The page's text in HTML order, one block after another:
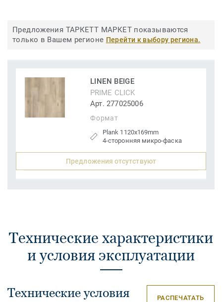
Предложения ТАРКЕТТ МАРКЕТ показываются
только в Вашем регионе Перейти к выбору региона.
LINEN BEIGE
PRIME CLICK
Арт. 277025006
Формат
Plank 1120x169mm
4-сторонняя микро-фаска
Предложения отсутствуют
Технические характеристики
и условия эксплуатации
Технические условия РАСПЕЧАТАТЬ